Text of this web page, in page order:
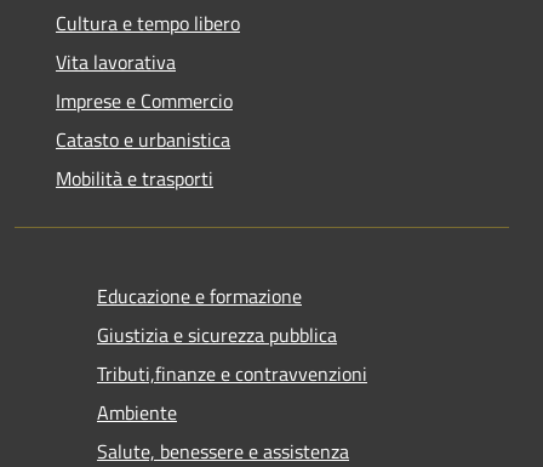
Cultura e tempo libero
Vita lavorativa
Imprese e Commercio
Catasto e urbanistica
Mobilità e trasporti
Educazione e formazione
Giustizia e sicurezza pubblica
Tributi,finanze e contravvenzioni
Ambiente
Salute, benessere e assistenza